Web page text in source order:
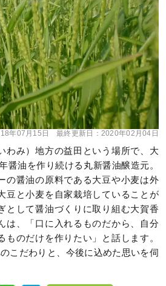
年07月15日 最終更新日： 2020年02月04日
わみ）地方の益田という場所で、大
醤油を作り続ける丸新醤油醸造元。
の醤油の原料である大豆や小麦は外
豆と小麦を自家栽培していることが
として醤油づくりに取り組む大賀香
は、「口に入れるものだから、自分
ものだけを作りたい」と話します。
こだわりと、今後に込めた思いを伺